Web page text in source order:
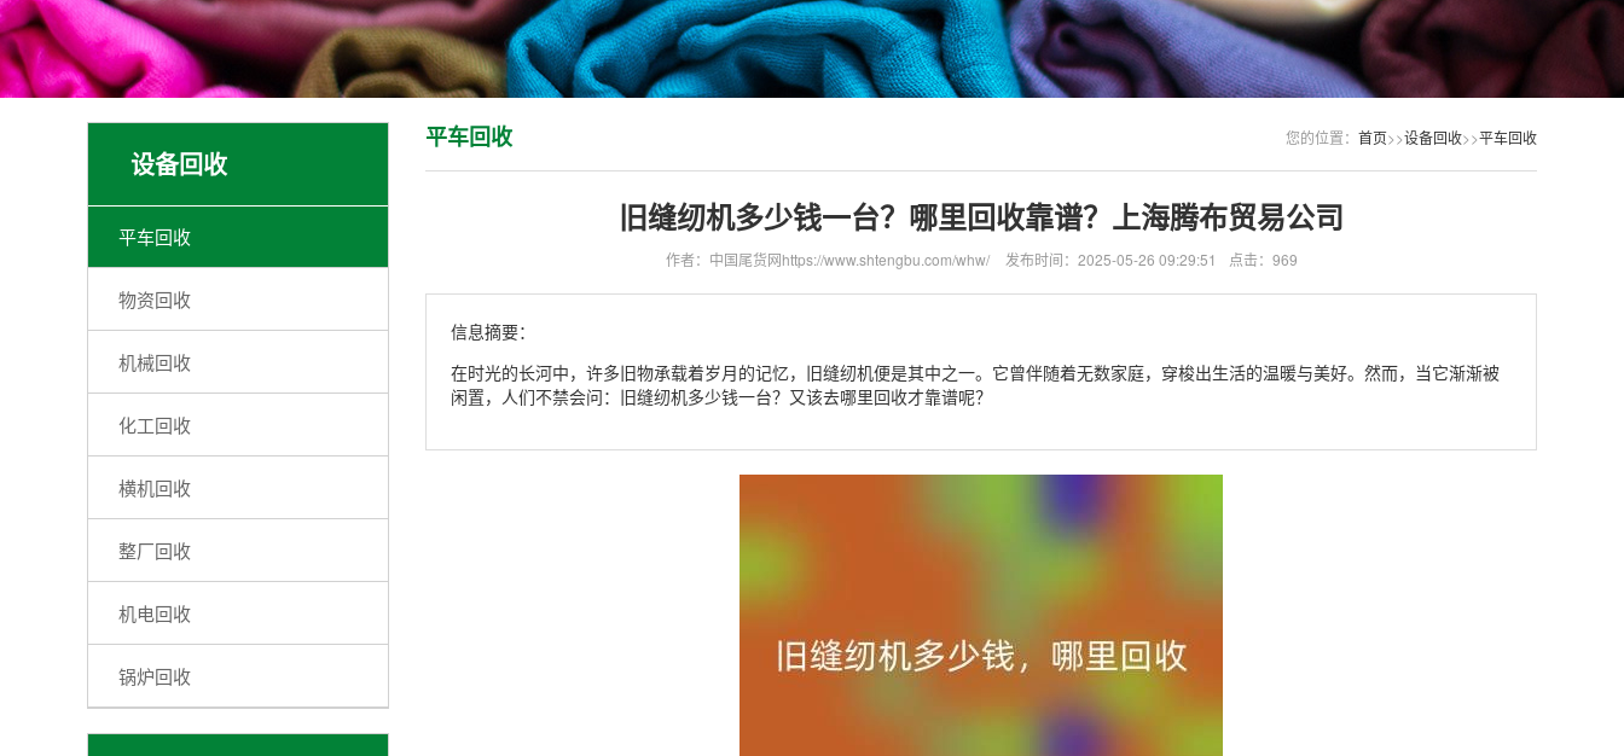
设备回收
平车回收
物资回收
机械回收
化工回收
横机回收
整厂回收
机电回收
锅炉回收
您的位置： 首页>>设备回收>>平车回收
平车回收
旧缝纫机多少钱一台？哪里回收靠谱？上海腾布贸易公司
作者：中国尾货网https://www.shtengbu.com/whw/ 发布时间：2025-05-26 09:29:51 点击：969
信息摘要：
在时光的长河中，许多旧物承载着岁月的记忆，旧缝纫机便是其中之一。它曾伴随着无数家庭，穿梭出生活的温暖与美好。然而，当它渐渐被
闲置，人们不禁会问：旧缝纫机多少钱一台？又该去哪里回收才靠谱呢？